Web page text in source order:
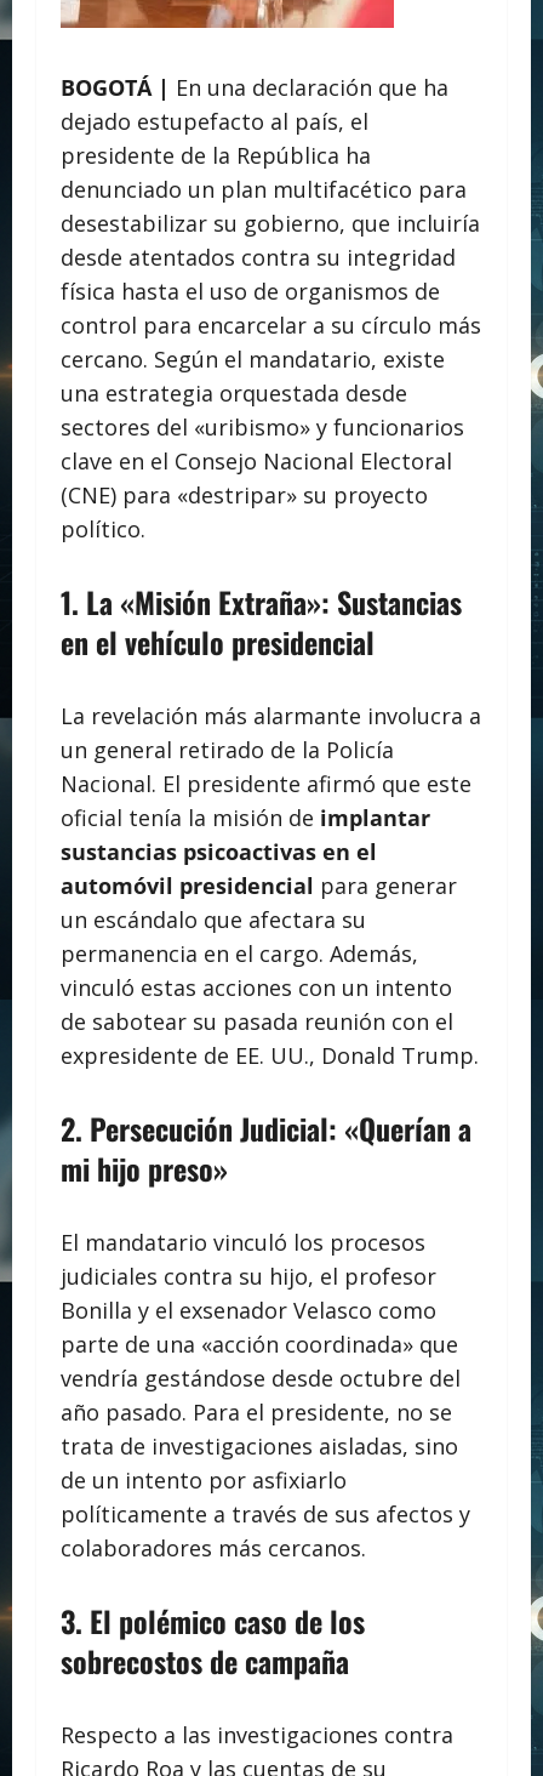
BOGOTÁ | En una declaración que ha
dejado estupefacto al país, el
presidente de la República ha
denunciado un plan multifacético para
desestabilizar su gobierno, que incluiría
desde atentados contra su integridad
física hasta el uso de organismos de
control para encarcelar a su círculo más
cercano. Según el mandatario, existe
una estrategia orquestada desde
sectores del «uribismo» y funcionarios
clave en el Consejo Nacional Electoral
(CNE) para «destripar» su proyecto
político.
1. La «Misión Extraña»: Sustancias
en el vehículo presidencial
La revelación más alarmante involucra a
un general retirado de la Policía
Nacional. El presidente afirmó que este
oficial tenía la misión de implantar
sustancias psicoactivas en el
automóvil presidencial para generar
un escándalo que afectara su
permanencia en el cargo. Además,
vinculó estas acciones con un intento
de sabotear su pasada reunión con el
expresidente de EE. UU., Donald Trump.
2. Persecución Judicial: «Querían a
mi hijo preso»
El mandatario vinculó los procesos
judiciales contra su hijo, el profesor
Bonilla y el exsenador Velasco como
parte de una «acción coordinada» que
vendría gestándose desde octubre del
año pasado. Para el presidente, no se
trata de investigaciones aisladas, sino
de un intento por asfixiarlo
políticamente a través de sus afectos y
colaboradores más cercanos.
3. El polémico caso de los
sobrecostos de campaña
Respecto a las investigaciones contra
Ricardo Roa y las cuentas de su